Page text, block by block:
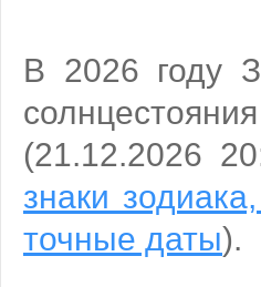
В 2026 году
(21.12.2026
знаки
точные даты).